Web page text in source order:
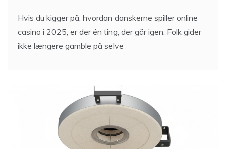
Hvis du kigger på, hvordan danskerne spiller online
casino i 2025, er der én ting, der går igen: Folk gider
ikke længere gamble på selve